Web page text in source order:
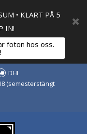
• KLART PÅ 5
IN!
foton hos oss.
DHL
(semesterstängt